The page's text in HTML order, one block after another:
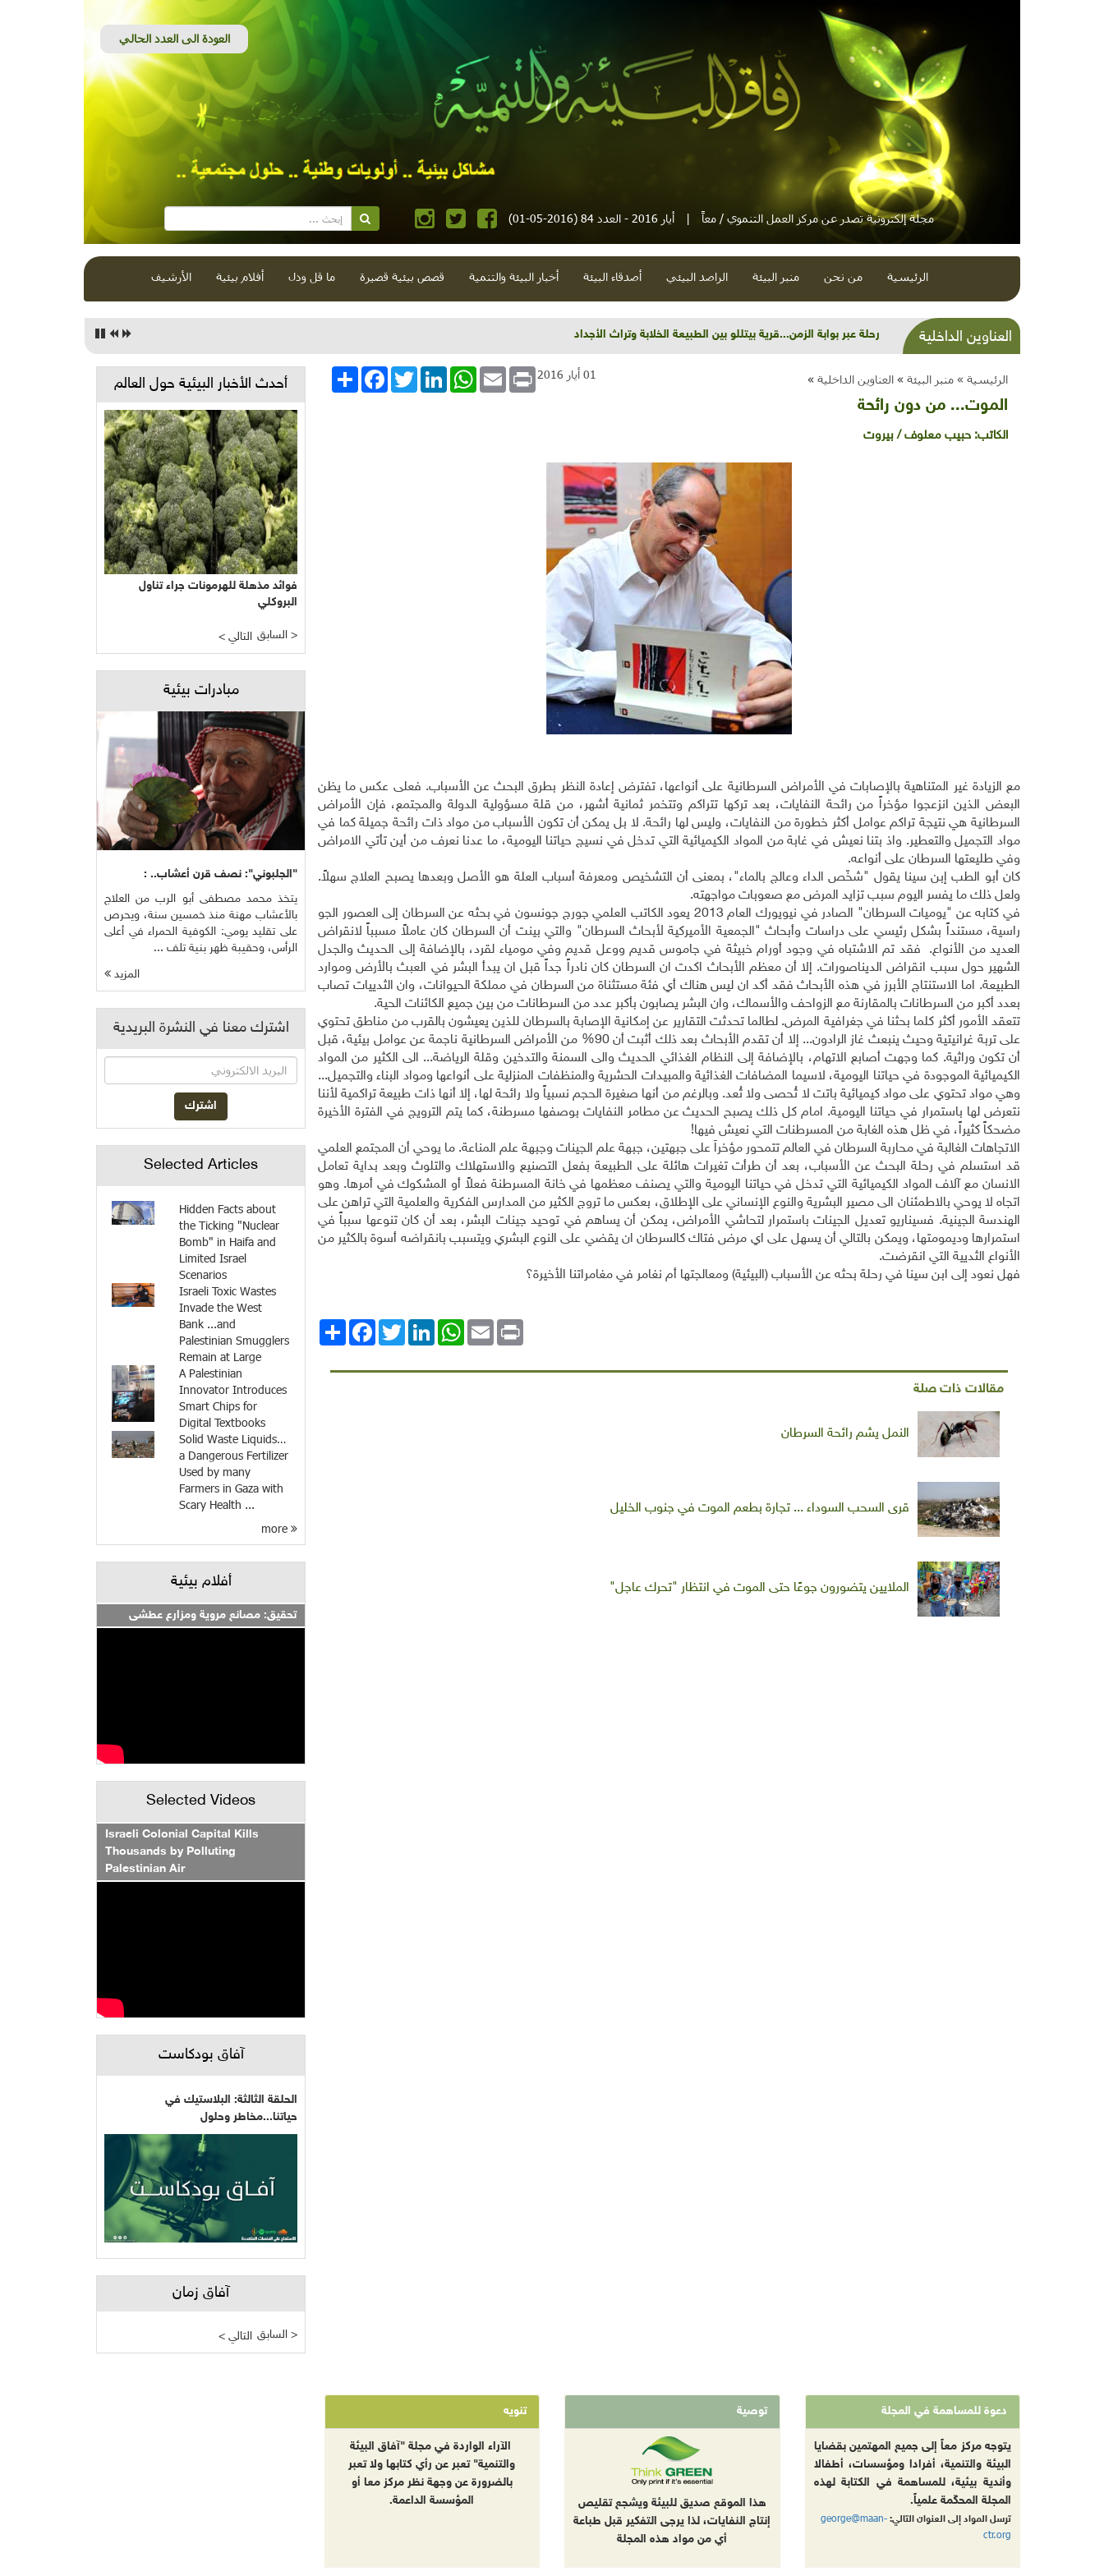
مجلة إلكترونية تصدر عن مركز العمل التنموي / معاً | أيار 2016 - العدد 84 (2016-05-01)
الرئيسية من نحن منبر البيئة الراصد البيئي أصدقاء البيئة أخبار البيئة والتنمية قصص بيئية قصيرة ما قل ودل أفلام بيئية الأرشيف
العناوين الداخلية أجندة الربيع لـ"التعليم البيئي": تنوع حيوي ومعرفة خضراء
الرئيسية » منبر البيئة » العناوين الداخلية » انشر
FacebookTwitterLinkedInWhatsApp Email Print 01 أيار 2016
الموت... من دون رائحة
الكاتب: حبيب معلوف / بيروت
مع الزيادة غير المتناهية بالإصابات في الأمراض السرطانية على أنواعها، تفترض إعادة النظر بطرق البحث عن الأسباب. فعلى عكس ما يظن
البعض الذين انزعجوا مؤخراً من رائحة النفايات، بعد تركها تتراكم وتتخمر ثمانية أشهر، من قلة مسؤولية الدولة والمجتمع، فإن الأمراض
السرطانية هي نتيجة تراكم عوامل أكثر خطورة من النفايات، وليس لها رائحة. لا بل يمكن أن تكون الأسباب من مواد ذات رائحة جميلة كما في
مواد التجميل والتعطير. واذ بتنا نعيش في غابة من المواد الكيميائية التي تدخل في نسيج حياتنا اليومية، ما عدنا نعرف من أين تأتي الامراض
وفي طليعتها السرطان على أنواعه.
كان أبو الطب إبن سينا يقول "شخّص الداء وعالج بالماء"، بمعنى أن التشخيص ومعرفة أسباب العلة هو الأصل وبعدها يصبح العلاج سهلاً.
ولعل ذلك ما يفسر اليوم سبب تزايد المرض مع صعوبات مواجهته.
في كتابه عن "يوميات السرطان" الصادر في نيويورك العام 2013 يعود الكاتب العلمي جورج جونسون في بحثه عن السرطان إلى العصور الجو
راسية، مستنداً بشكل رئيسي على دراسات وأبحاث "الجمعية الأميركية لأبحاث السرطان" والتي بينت أن السرطان كان عاملاً مسبباً لانقراض
العديد من الأنواع. فقد تم الاشتباه في وجود أورام خبيثة في جاموس قديم ووعل قديم وفي مومياء لقرد، بالإضافة إلى الحديث والجدل
الشهير حول سبب انقراض الديناصورات. إلا أن معظم الأبحاث اكدت ان السرطان كان نادراً جداً قبل ان يبدأ البشر في العبث بالأرض وموارد
الطبيعة. اما الاستنتاج الأبرز في هذه الأبحاث فقد أكد ان ليس هناك أي فئة مستثناة من السرطان في مملكة الحيوانات، وان الثدييات تصاب
بعدد أكبر من السرطانات بالمقارنة مع الزواحف والأسماك، وان البشر يصابون بأكبر عدد من السرطانات من بين جميع الكائنات الحية.
تتعقد الأمور أكثر كلما بحثنا في جغرافية المرض. لطالما تحدثت التقارير عن إمكانية الإصابة بالسرطان للذين يعيشون بالقرب من مناطق تحتوي
على تربة غرانيتية وحيث ينبعث غاز الرادون... إلا أن تقدم الأبحاث بعد ذلك أثبت أن 90% من الأمراض السرطانية ناجمة عن عوامل بيئية، قبل
أن تكون وراثية. كما وجهت أصابع الاتهام، بالإضافة إلى النظام الغذائي الحديث والى السمنة والتدخين وقلة الرياضة... الى الكثير من المواد
الكيميائية الموجودة في حياتنا اليومية، لاسيما المضافات الغذائية والمبيدات الحشرية والمنظفات المنزلية على أنواعها ومواد البناء والتجميل...
وهي مواد تحتوي على مواد كيميائية باتت لا تُحصى ولا تُعد. وبالرغم من أنها صغيرة الحجم نسبياً ولا رائحة لها، إلا أنها ذات طبيعة تراكمية لأننا
نتعرض لها باستمرار في حياتنا اليومية. امام كل ذلك يصبح الحديث عن مطامر النفايات بوصفها مسرطنة، كما يتم الترويج في الفترة الأخيرة
مضحكاً كثيراً، في ظل هذه الغابة من المسرطنات التي نعيش فيها!
الاتجاهات الغالبة في محاربة السرطان في العالم تتمحور مؤخراً على جبهتين، جبهة علم الجينات وجبهة علم المناعة. ما يوحي أن المجتمع العلمي
قد استسلم في رحلة البحث عن الأسباب، بعد أن طرأت تغيرات هائلة على الطبيعة بفعل التصنيع والاستهلاك والتلوث وبعد بداية تعامل
الانسان مع آلاف المواد الكيميائية التي تدخل في حياتنا اليومية والتي يصنف معظمها في خانة المسرطنة فعلاً أو المشكوك في أمرها. وهو
اتجاه لا يوحي بالاطمئنان الى مصير البشرية والنوع الإنساني على الإطلاق، بعكس ما تروج الكثير من المدارس الفكرية والعلمية التي تراهن على
الهندسة الجينية. فسيناريو تعديل الجينات باستمرار لتحاشي الأمراض، يمكن أن يساهم في توحيد جينات البشر، بعد أن كان تنوعها سبباً في
استمرارها وديمومتها، ويمكن بالتالي أن يسهل على اي مرض فتاك كالسرطان ان يقضي على النوع البشري ويتسبب بانقراضه أسوة بالكثير من
الأنواع الثديية التي انقرضت.
فهل نعود إلى ابن سينا في رحلة بحثه عن الأسباب (البيئية) ومعالجتها أم نغامر في مغامراتنا الأخيرة؟
انشر
FacebookTwitterLinkedIn
WhatsAppEmail Print
مقالات ذات صلة
النمل يشم رائحة السرطان
قرى السحب السوداء ... تجارة بطعم الموت في جنوب الخليل
الملايين يتضورون جوعًا حتى الموت في انتظار "تحرك عاجل"
أحدث الأخبار البيئية حول العالم
فوائد مذهلة للهرمونات جراء تناول
البروكلي
< التالي السابق >
مبادرات بيئية
"الجلبوني": نصف قرن أعشاب.. :
يتخذ محمد مصطفى أبو الرب من العلاج
بالأعشاب مهنة منذ خمسين سنة، ويحرص
على تقليد يومي: الكوفية الحمراء في أعلى
الرأس، وحقيبة ظهر بنية تلف ...
المزيد
اشترك معنا في النشرة البريدية
Selected Articles
Hidden Facts about
the Ticking "Nuclear
Bomb" in Haifa and
Limited Israel
Scenarios
Israeli Toxic Wastes
Invade the West
Bank ...and
Palestinian Smugglers
Remain at Large
A Palestinian
Innovator Introduces
Smart Chips for
Digital Textbooks
Solid Waste Liquids…
a Dangerous Fertilizer
Used by many
Farmers in Gaza with
Scary Health ...
أفلام بيئية
تحقيق: مصانع مروية ومزارع عطشى
Selected Videos
Israeli Colonial Capital Kills
Thousands by Polluting
Palestinian Air
آفاق بودكاست
الحلقة الثالثة: البلاستيك في
حياتنا...مخاطر وحلول
آفاق زمان
< التالي السابق >
دعوة للمساهمة في المجلة
يتوجه مركز معاً إلى جميع المهتمين بقضايا
البيئة والتنمية، أفرادا ومؤسسات، أطفالا
وأندية بيئية، للمساهمة في الكتابة لهذه
المجلة المحكّمة علمياً.
ترسل المواد إلى العنوان التالي:george@maan-
ctr.org
توصية
هذا الموقع صديق للبيئة ويشجع تقليص
إنتاج النفايات، لذا يرجى التفكير قبل طباعة
أي من مواد هذه المجلة
تنويه
الآراء الواردة في مجلة "آفاق البيئة
والتنمية" تعبر عن رأي كتابها ولا تعبر
بالضرورة عن وجهة نظر مركز معا أو
المؤسسة الداعمة.